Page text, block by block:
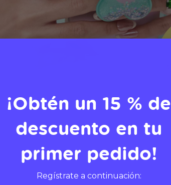
¡Obtén un 15 % de
descuento en tu
primer pedido!
Regístrate a continuación: